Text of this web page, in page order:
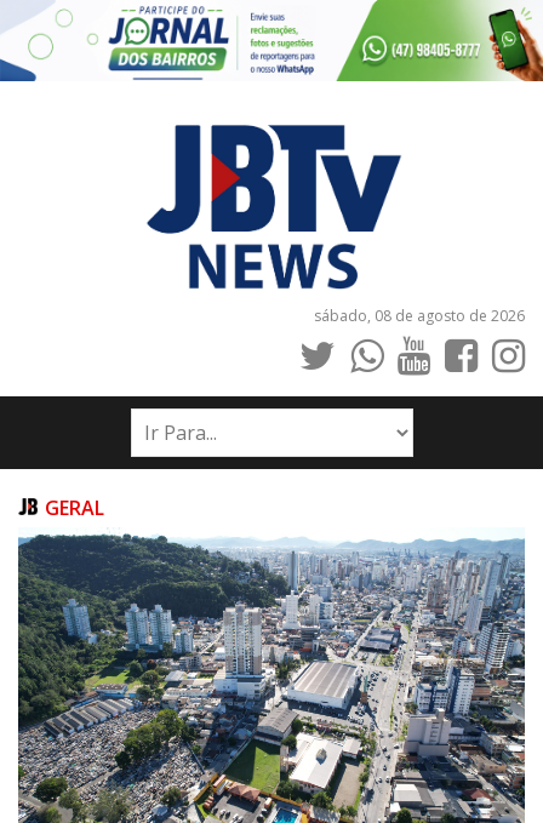
sábado, 08 de agosto de 2026
INÍCIO
NOTÍCIAS
PUBLICAÇÕES LEGAIS
CONTATO
GERAL